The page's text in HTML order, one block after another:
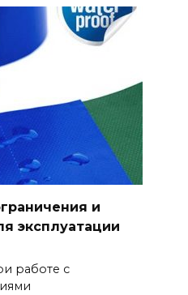
и
эксплуатации
работе с